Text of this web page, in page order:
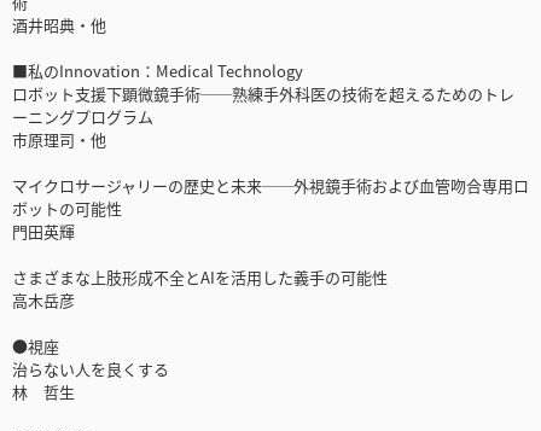
酒井昭典・他
■私のInnovation：Medical Technology
ロボット支援下顕微鏡手術──熟練手外科医の技術を超えるためのトレ
ーニングプログラム
市原理司・他
マイクロサージャリーの歴史と未来──外視鏡手術および血管吻合専用ロ
ボットの可能性
門田英輝
さまざまな上肢形成不全とAIを活用した義手の可能性
高木岳彦
●視座
治らない人を良くする
林 哲生